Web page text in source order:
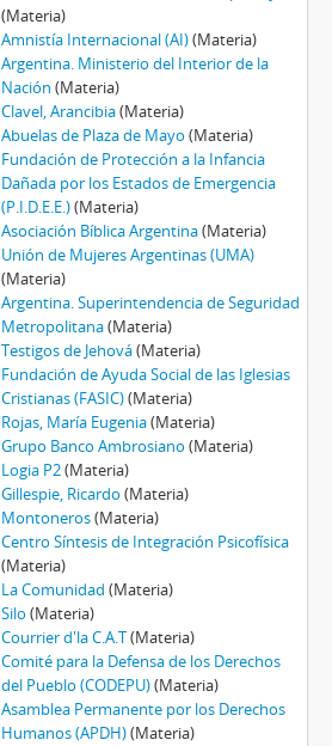
(Materia)
Amnistía Internacional (AI)(Materia)
Argentina. Ministerio del Interior de la
Nación (Materia)
Clavel, Arancibia(Materia)
Abuelas de Plaza de Mayo (Materia)
Fundación de Protección a la Infancia
Dañada por los Estados de Emergencia
(P.I.D.E.E.)(Materia)
Asociación Bíblica Argentina(Materia)
Unión de Mujeres Argentinas (UMA)
(Materia)
Argentina. Superintendencia de Seguridad
Metropolitana(Materia)
Testigos de Jehová(Materia)
Fundación de Ayuda Social de las Iglesias
Cristianas (FASIC)(Materia)
Rojas, María Eugenia(Materia)
Grupo Banco Ambrosiano (Materia)
Logia P2(Materia)
Gillespie, Ricardo (Materia)
Montoneros(Materia)
Centro Síntesis de Integración Psicofísica
(Materia)
La Comunidad (Materia)
Silo (Materia)
Courrier d'la C.A.T(Materia)
Comité para la Defensa de los Derechos
del Pueblo (CODEPU)(Materia)
Asamblea Permanente por los Derechos
Humanos (APDH)(Materia)